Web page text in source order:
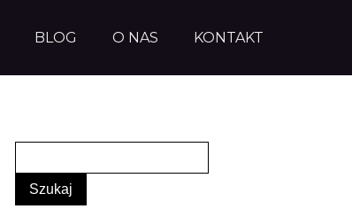
BLOG O NAS KONTAKT